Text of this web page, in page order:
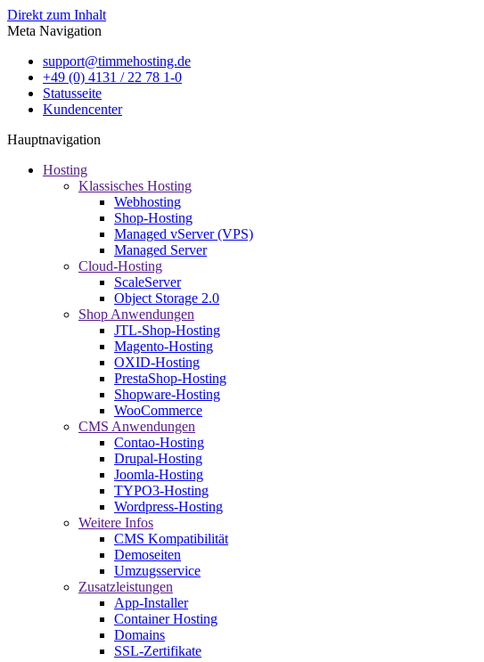
Direkt zum Inhalt
Meta Navigation
support@timmehosting.de
+49 (0) 4131 / 22 78 1-0
Statusseite
Kundencenter
Hauptnavigation
Hosting
Klassisches Hosting
Webhosting
Shop-Hosting
Managed vServer (VPS)
Managed Server
Cloud-Hosting
ScaleServer
Object Storage 2.0
Shop Anwendungen
JTL-Shop-Hosting
Magento-Hosting
OXID-Hosting
PrestaShop-Hosting
Shopware-Hosting
WooCommerce
CMS Anwendungen
Contao-Hosting
Drupal-Hosting
Joomla-Hosting
TYPO3-Hosting
Wordpress-Hosting
Weitere Infos
CMS Kompatibilität
Demoseiten
Umzugsservice
Zusatzleistungen
App-Installer
Container Hosting
Domains
SSL-Zertifikate